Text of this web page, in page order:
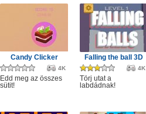
Candy Clicker
4K
Edd meg az összes
sütit!
Falling the ball 3D
4K
Törj utat a
labdádnak!